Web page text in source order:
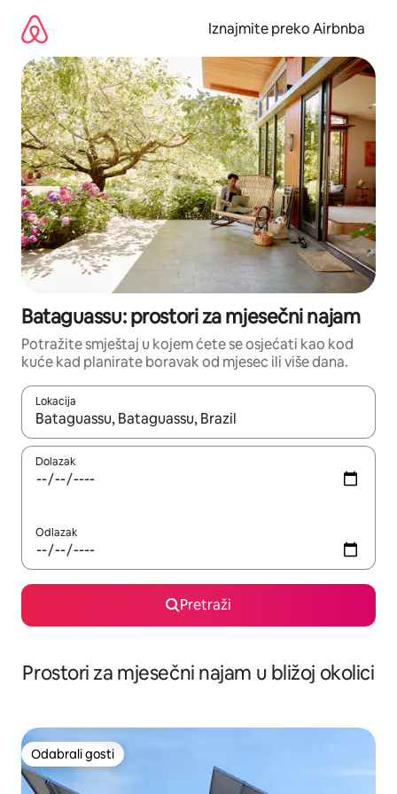
sadržaj
Iznajmite preko Airbnba
Bataguassu: prostori za mjesečni najam
Potražite smještaj u kojem ćete se osjećati kao kod
kuće kad planirate boravak od mjesec ili više dana.
Lokacija
Kada budu dostupni rezultati, moći ćete ih pregledati
Dolazak
Odlazak
Pretraži
Prostori za mjesečni najam u bližoj okolici
Odabrali gosti
Odabrali gosti